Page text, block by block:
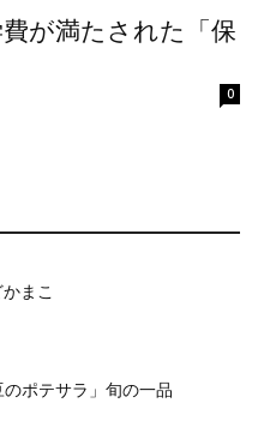
が満たされた「保
0
まこ
ポテサラ」旬の一品